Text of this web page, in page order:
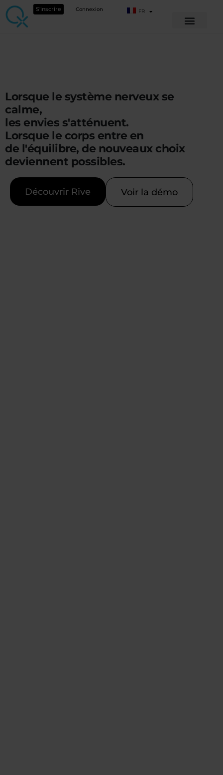
S'inscrire Connexion FR
Lorsque le système nerveux se
calme,
les envies s'atténuent.
Lorsque le corps entre en
de l'équilibre, de nouveaux choix
deviennent possibles.
Découvrir Rive Voir la démo